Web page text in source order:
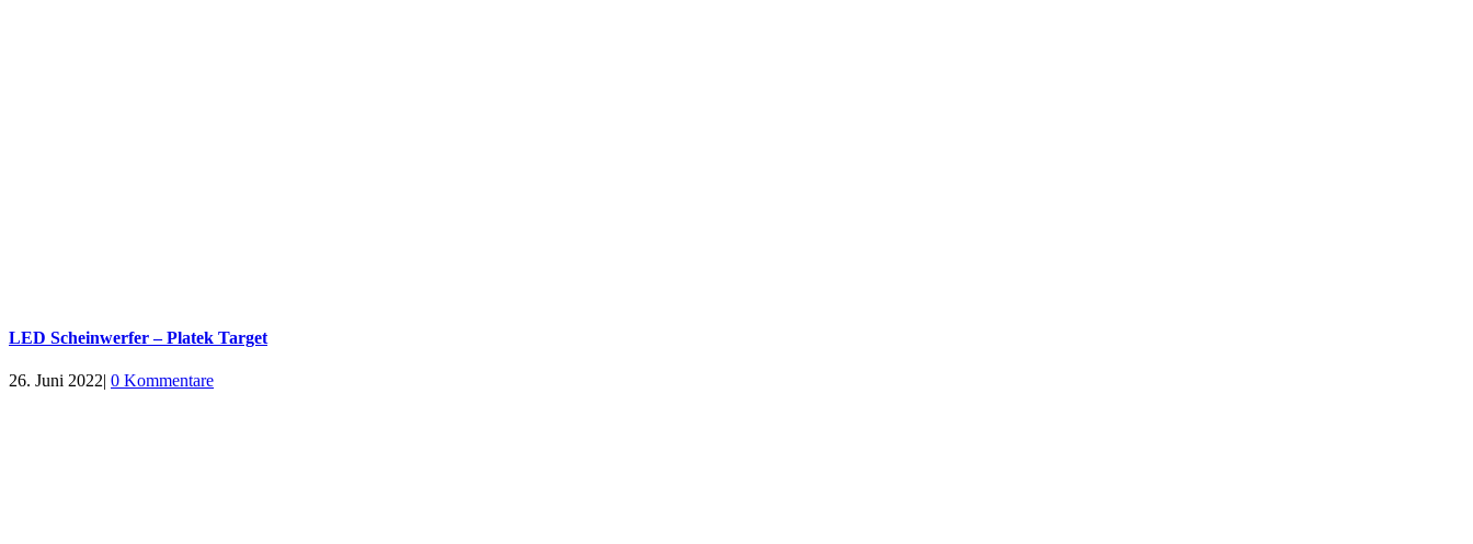
LED Scheinwerfer – Platek Target
26. Juni 2022| 0 Kommentare